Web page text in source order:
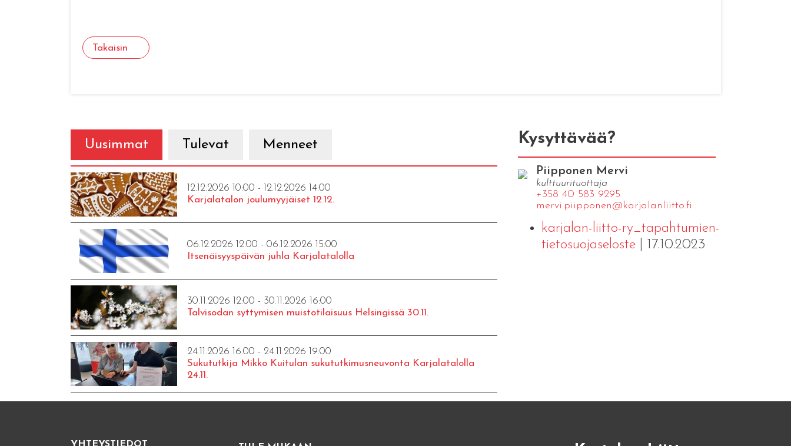
Takaisin
Uusimmat Tulevat Menneet
12.12.2026 10:00 - 12.12.2026 14:00
Karjalatalon joulumyyjäiset 12.12.
06.12.2026 12:00 - 06.12.2026 15:00
Itsenäisyyspäivän juhla Karjalatalolla
30.11.2026 12:00 - 30.11.2026 16:00
Talvisodan syttymisen muistotilaisuus Helsingissä 30.11.
24.11.2026 16:00 - 24.11.2026 19:00
Sukututkija Mikko Kuitulan sukututkimusneuvonta Karjalatalolla
24.11.
Kysyttävää?
Piipponen Mervi
kulttuurituottaja
+358 40 583 9295
mervi.​piipponen@​kar​jala​nlii​tto.​fi
karjalan-liitto-ry_tapahtumien-
tietosuojaseloste| 17.10.2023